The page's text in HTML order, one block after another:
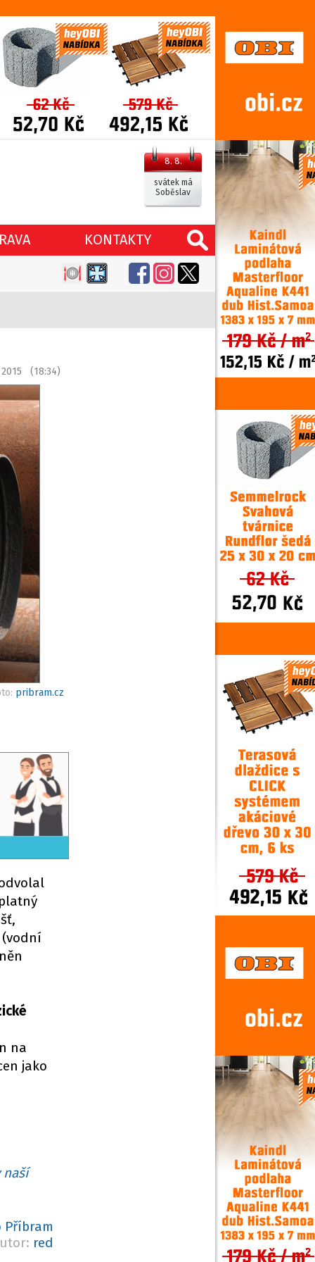
8. 8.
svátek má
Soběslav
KONTAKTY
(18:34)
pribram.cz
na
jako
naší
Příbram
red